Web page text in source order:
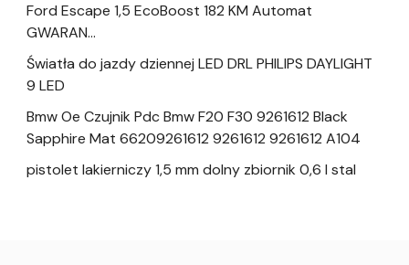
Ford Escape 1,5 EcoBoost 182 KM Automat
GWARAN…
Światła do jazdy dziennej LED DRL PHILIPS DAYLIGHT
9 LED
Bmw Oe Czujnik Pdc Bmw F20 F30 9261612 Black
Sapphire Mat 66209261612 9261612 9261612 A104
pistolet lakierniczy 1,5 mm dolny zbiornik 0,6 l stal